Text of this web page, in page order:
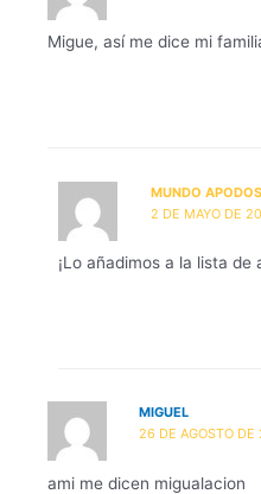
Migue, así me dice mi
MUNDO APODOS
2 DE MAYO DE
¡Lo añadimos a la lista de
MIGUEL
26 DE AGOSTO
ami me dicen migualacion